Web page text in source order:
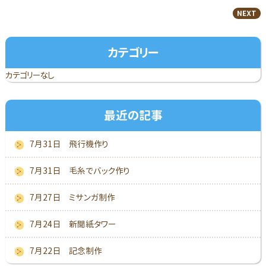
NEXT
カテゴリー
カテゴリーなし
最近の記事
7月31日 飛行機作り
7月31日 毛糸でバック作り
7月27日 ミサンガ制作
7月24日 新聞紙タワー
7月22日 記念制作